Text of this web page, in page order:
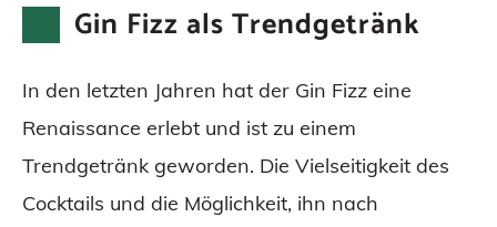
Gin Fizz als Trendgetränk
In den letzten Jahren hat der Gin Fizz eine
Renaissance erlebt und ist zu einem
Trendgetränk geworden. Die Vielseitigkeit des
Cocktails und die Möglichkeit, ihn nach